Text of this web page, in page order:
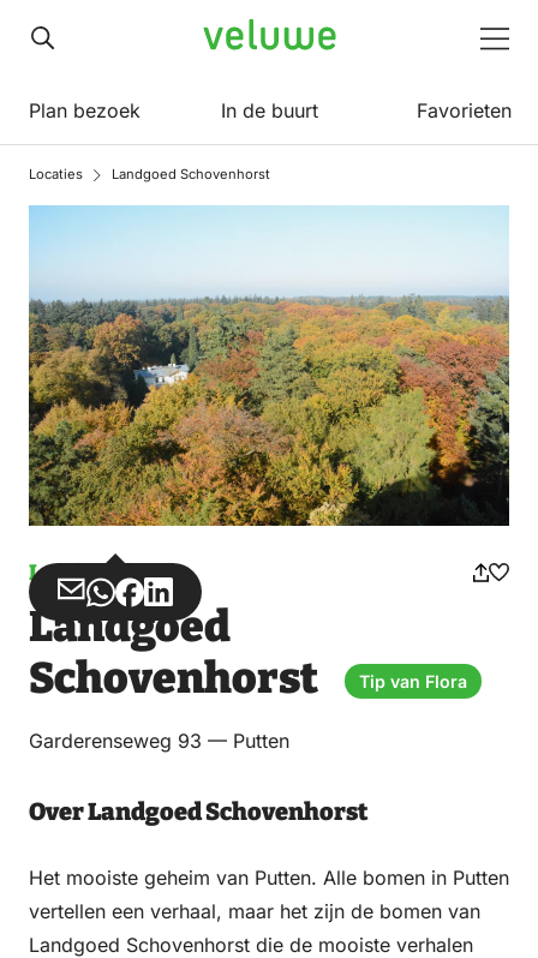
Veluwe
Plan bezoek In de buurt Favorieten
Locaties Landgoed Schovenhorst
Landgoed
Deel
via
Email
Deel
via
WhatsApp
Deel
op
Facebook
Deel
op
LinkedIn
Landgoed
Schovenhorst
Tip van Flora
Garderenseweg 93 — Putten
Over Landgoed Schovenhorst
Het mooiste geheim van Putten. Alle bomen in Putten
vertellen een verhaal, maar het zijn de bomen van
Landgoed Schovenhorst die de mooiste verhalen